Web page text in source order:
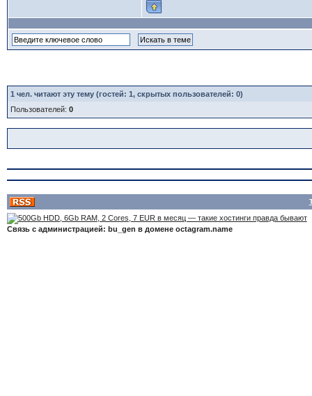
1 чел. читают эту тему (гостей: 1, скрытых пользователей: 0)
Пользователей: 0
Связь с администрацией: bu_gen в домене octagram.name